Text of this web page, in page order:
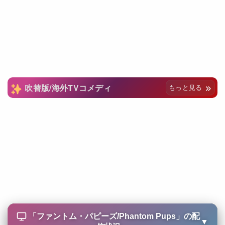
吹替版/海外TVコメディ もっと見る
「 ファントム・パピーズ/Phantom Pups 」の配
▼